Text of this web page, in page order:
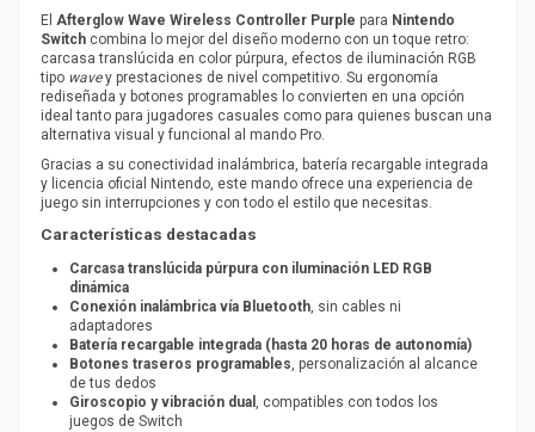
El Afterglow Wave Wireless Controller Purple para Nintendo
Switch combina lo mejor del diseño moderno con un toque retro:
carcasa translúcida en color púrpura, efectos de iluminación RGB
tipo wavey prestaciones de nivel competitivo. Su ergonomía
rediseñada y botones programables lo convierten en una opción
ideal tanto para jugadores casuales como para quienes buscan una
alternativa visual y funcional al mando Pro.
Gracias a su conectividad inalámbrica, batería recargable integrada
y licencia oficial Nintendo, este mando ofrece una experiencia de
juego sin interrupciones y con todo el estilo que necesitas.
Características destacadas
Carcasa translúcida púrpura con iluminación LED RGB
dinámica
Conexión inalámbrica vía Bluetooth, sin cables ni
adaptadores
Batería recargable integrada (hasta 20 horas de autonomía)
Botones traseros programables, personalización al alcance
de tus dedos
Giroscopio y vibración dual , compatibles con todos los
juegos de Switch